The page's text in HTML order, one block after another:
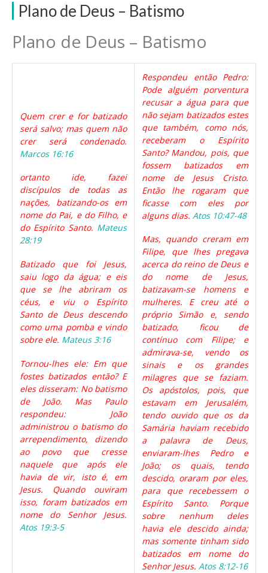
Plano de Deus – Batismo
Plano de Deus – Batismo
Quem crer e for batizado
será salvo; mas quem não
crer será condenado.
Marcos 16:16
ortanto ide, fazei
discípulos de todas as
nações, batizando-os em
nome do Pai, e do Filho, e
do Espírito Santo. Mateus
28:19
Batizado que foi Jesus,
saiu logo da água; e eis
que se lhe abriram os
céus, e viu o Espírito
Santo de Deus descendo
como uma pomba e vindo
sobre ele. Mateus 3:16
Tornou-lhes ele: Em que
fostes batizados então? E
eles disseram: No batismo
de João. Mas Paulo
respondeu: João
administrou o batismo do
arrependimento, dizendo
ao povo que cresse
naquele que após ele
havia de vir, isto é, em
Jesus. Quando ouviram
isso, foram batizados em
nome do Senhor Jesus.
Atos 19:3-5
Respondeu então Pedro:
Pode alguém porventura
recusar a água para que
não sejam batizados estes
que também, como nós,
receberam o Espírito
Santo? Mandou, pois, que
fossem batizados em
nome de Jesus Cristo.
Então lhe rogaram que
ficasse com eles por
alguns dias. Atos 10:47-48
Mas, quando creram em
Filipe, que lhes pregava
acerca do reino de Deus e
do nome de Jesus,
batizavam-se homens e
mulheres. E creu até o
próprio Simão e, sendo
batizado, ficou de
contínuo com Filipe; e
admirava-se, vendo os
sinais e os grandes
milagres que se faziam.
Os apóstolos, pois, que
estavam em Jerusalém,
tendo ouvido que os da
Samária haviam recebido
a palavra de Deus,
enviaram-lhes Pedro e
João; os quais, tendo
descido, oraram por eles,
para que recebessem o
Espírito Santo. Porque
sobre nenhum deles
havia ele descido ainda;
mas somente tinham sido
batizados em nome do
Senhor Jesus. Atos 8:12-16